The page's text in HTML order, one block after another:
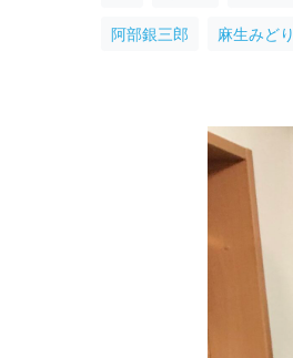
阿部銀三郎 麻生みどり